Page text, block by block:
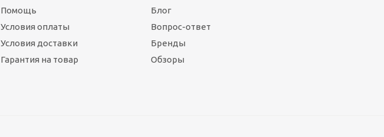
Помощь
Условия оплаты
Условия доставки
Гарантия на товар
Блог
Вопрос-ответ
Бренды
Обзоры